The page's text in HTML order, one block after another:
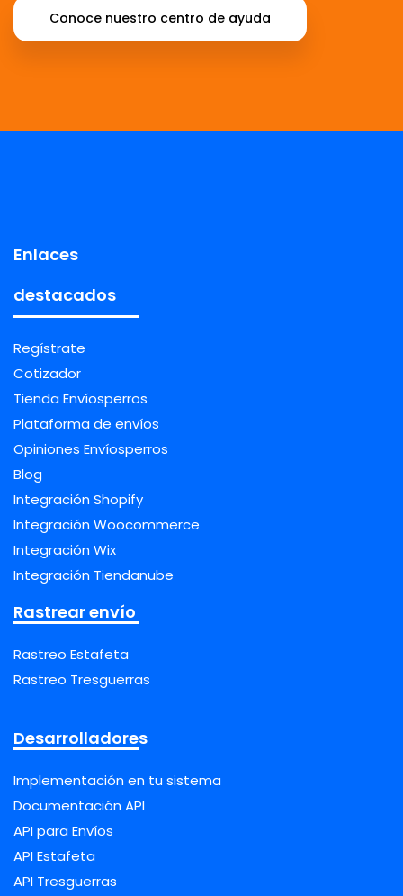
Conoce nuestro centro de ayuda
Enlaces
destacados
Regístrate
Cotizador
Tienda Envíosperros
Plataforma de envíos
Opiniones Envíosperros
Blog
Integración Shopify
Integración Woocommerce
Integración Wix
Integración Tiendanube
Rastrear envío
Rastreo Estafeta
Rastreo Tresguerras
Desarrolladores
Implementación en tu sistema
Documentación API
API para Envíos
API Estafeta
API Tresguerras